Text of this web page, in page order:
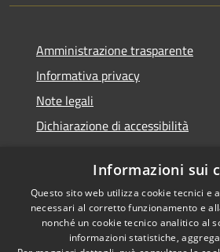
Amministrazione trasparente
Informativa privacy
Note legali
Dichiarazione di accessibilità
RSS
Accessibilità
Informazioni sui
Questo sito web utilizza cookie tecnici e
necessari al corretto funzionamento e
nonché un cookie tecnico analitico al
informazioni statistiche,